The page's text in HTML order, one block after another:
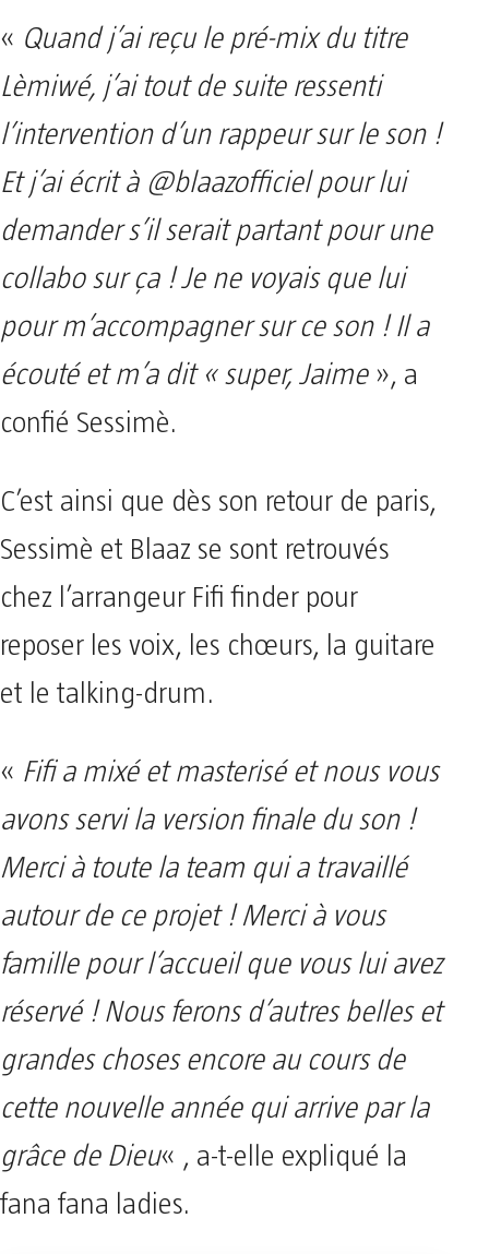
« Quand j’ai reçu le pré-mix du titre
Lèmiwé, j’ai tout de suite ressenti
l’intervention d’un rappeur sur le son !
Et j’ai écrit à @blaazofficiel pour lui
demander s’il serait partant pour une
collabo sur ça ! Je ne voyais que lui
pour m’accompagner sur ce son ! Il a
écouté et m’a dit « super, Jaime», a
confié Sessimè.
C’est ainsi que dès son retour de paris,
Sessimè et Blaaz se sont retrouvés
chez l’arrangeur Fifi finder pour
reposer les voix, les chœurs, la guitare
et le talking-drum.
« Fifi a mixé et masterisé et nous vous
avons servi la version finale du son !
Merci à toute la team qui a travaillé
autour de ce projet ! Merci à vous
famille pour l’accueil que vous lui avez
réservé ! Nous ferons d’autres belles et
grandes choses encore au cours de
cette nouvelle année qui arrive par la
grâce de Dieu« , a-t-elle expliqué la
fana fana ladies.